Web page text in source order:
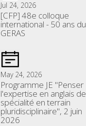
Jul 24, 2026
[CFP] 48e colloque
international - 50 ans du
GERAS
May 24, 2026
Programme JE "Penser
l'expertise en anglais de
spécialité en terrain
pluridisciplinaire", 2 juin
2026